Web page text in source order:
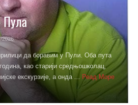
2026
да боравим у Пули. Оба пута
као старији средњошколац,
екскурзије, а онда ...
Реад Море